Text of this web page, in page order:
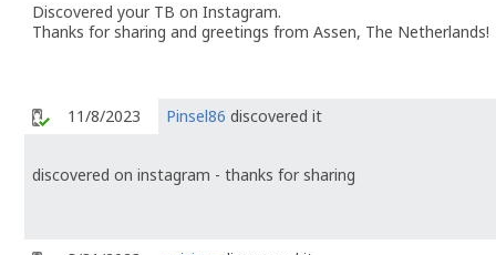
Discovered your TB on Instagram.
Thanks for sharing and greetings from Assen, The Netherlands!
11/8/2023 Pinsel86 discovered it
discovered on instagram - thanks for sharing